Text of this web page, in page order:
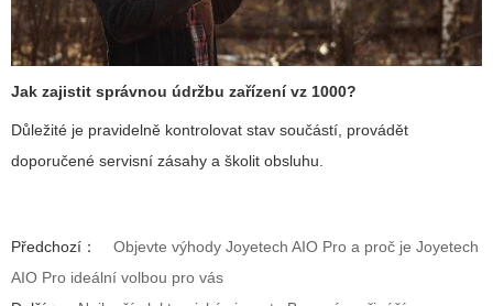
Jak zajistit správnou údržbu zařízení vz 1000?
Důležité je pravidelně kontrolovat stav součástí, provádět
doporučené servisní zásahy a školit obsluhu.
Předchozí：
Objevte výhody Joyetech AIO Pro a proč je Joyetech
AIO Pro ideální volbou pro vás